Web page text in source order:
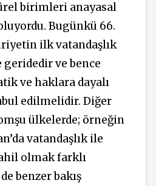
birimleri anayasal
Bugünkü 66.
ilk vatandaşlık
ve bence
ve haklara dayalı
edilmelidir. Diğer
ülkelerde; örneğin
vatandaşlık ile
olmak farklı
benzer bakış